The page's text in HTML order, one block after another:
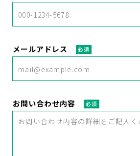
メールアドレス 必須
お問い合わせ内容 必須